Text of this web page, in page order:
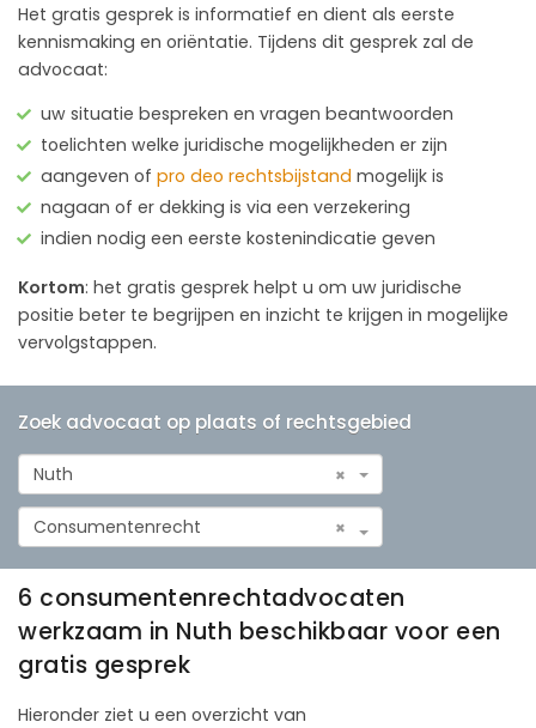
Het gratis gesprek is informatief en dient als eerste
kennismaking en oriëntatie. Tijdens dit gesprek zal de
advocaat:
uw situatie bespreken en vragen beantwoorden
toelichten welke juridische mogelijkheden er zijn
aangeven of pro deo rechtsbijstand mogelijk is
nagaan of er dekking is via een verzekering
indien nodig een eerste kostenindicatie geven
Kortom: het gratis gesprek helpt u om uw juridische
positie beter te begrijpen en inzicht te krijgen in mogelijke
vervolgstappen.
Zoek advocaat op plaats of rechtsgebied
×
Nuth
×
Consumentenrecht
6 consumentenrechtadvocaten
werkzaam in Nuth beschikbaar voor een
gratis gesprek
Hieronder ziet u een overzicht van